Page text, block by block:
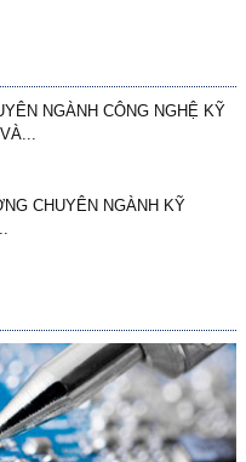
NGÀNH CÔNG NGHỆ KỸ
CHUYÊN NGÀNH KỸ